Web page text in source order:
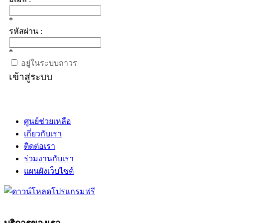
*
รหัสผ่าน :
*
อยู่ในระบบถาวร
เข้าสู่ระบบ
ศูนย์ช่วยเหลือ
เกี่ยวกับเรา
ติดต่อเรา
ร่วมงานกับเรา
แผนผังเว็บไซต์